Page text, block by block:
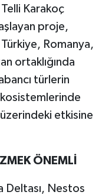
Karakoç
proje,
Romanya,
ortaklığında
türlerin
etkisine
ÖNEMLİ
Deltası, Nestos